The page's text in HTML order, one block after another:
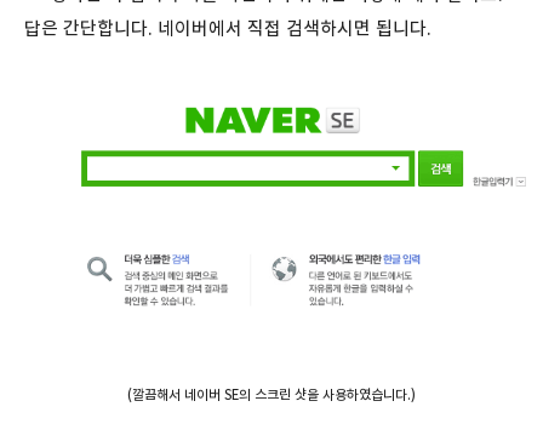
답은 간단합니다. 네이버에서 직접 검색하시면 됩니다.
(깔끔해서 네이버 SE의 스크린 샷을 사용하였습니다.)